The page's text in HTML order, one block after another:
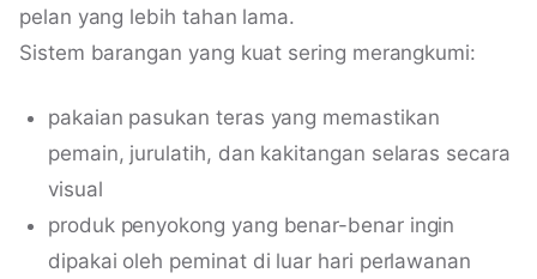
pelan yang lebih tahan lama.
Sistem barangan yang kuat sering merangkumi:
pakaian pasukan teras yang memastikan
pemain, jurulatih, dan kakitangan selaras secara
visual
produk penyokong yang benar-benar ingin
dipakai oleh peminat di luar hari perlawanan